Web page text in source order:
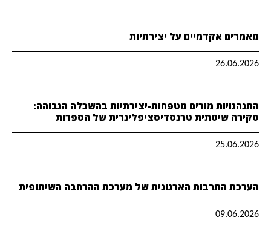
מאמרים אקדמיים על יצירתיות
26.06.2026
התנהגויות מורים מטפחות-יצירתיות בהשכלה הגבוהה:
סקירה שיטתית טרנסדיסציפלינרית של הספרות
25.06.2026
הערכת התרבות הארגונית של מערכת ההרחבה השיתופית
09.06.2026